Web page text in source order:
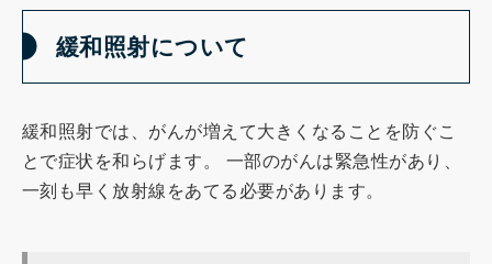
緩和照射について
緩和照射では、がんが増えて大きくなることを防ぐこ
とで症状を和らげます。 一部のがんは緊急性があり、
一刻も早く放射線をあてる必要があります。